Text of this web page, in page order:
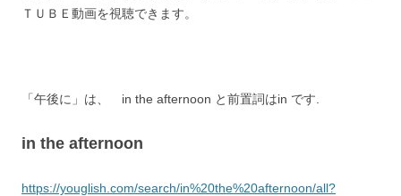
ＴＵＢＥ動画を視聴できます。
「午後に」は、 in the afternoon と前置詞はin です.
in the afternoon
https://youglish.com/search/in%20the%20afternoon/all?